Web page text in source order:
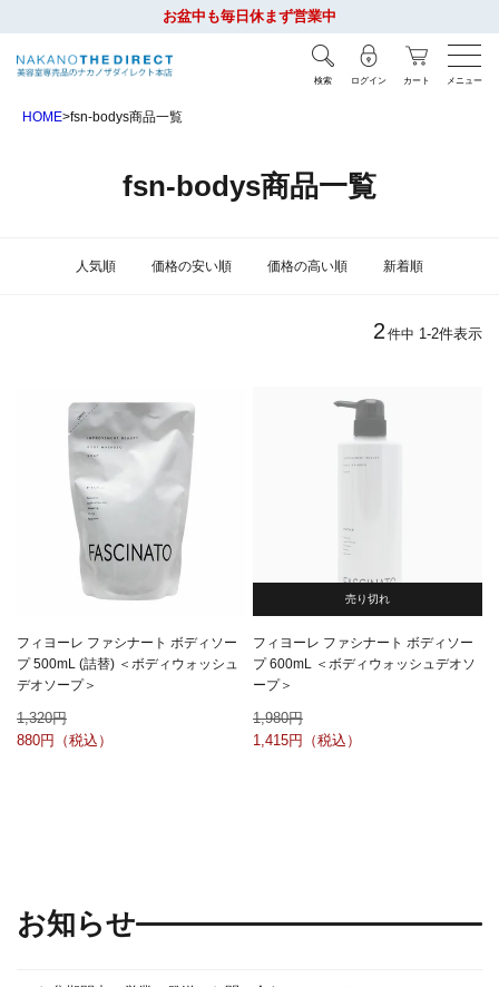
お盆中も毎日休まず営業中
検索 ログイン カート メニュー
HOME fsn-bodys商品一覧
fsn-bodys商品一覧
人気順 価格の安い順 価格の高い順 新着順
2 件中 1-2件表示
フィヨーレ ファシナート ボディソー
プ 500mL (詰替) ＜ボディウォッシュ
デオソープ＞
1,320
880
売り切れ
フィヨーレ ファシナート ボディソー
プ 600mL ＜ボディウォッシュデオソ
ープ＞
1,980
1,415
お知らせ